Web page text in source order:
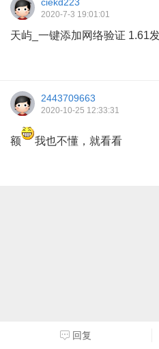
2020-7-3 19:01:01
天屿_一键添加网络验证 1.61
2443709663
2020-10-25 12:33:31
额 我也不懂，就看看
回复